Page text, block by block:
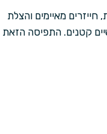
מאיימים והצלת
קטנים. התפיסה הזאת